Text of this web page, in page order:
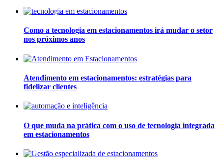
Como a tecnologia em estacionamentos irá mudar o setor
nos próximos anos
Atendimento em estacionamentos: estratégias para
fidelizar clientes
O que muda na prática com o uso de tecnologia integrada
em estacionamentos